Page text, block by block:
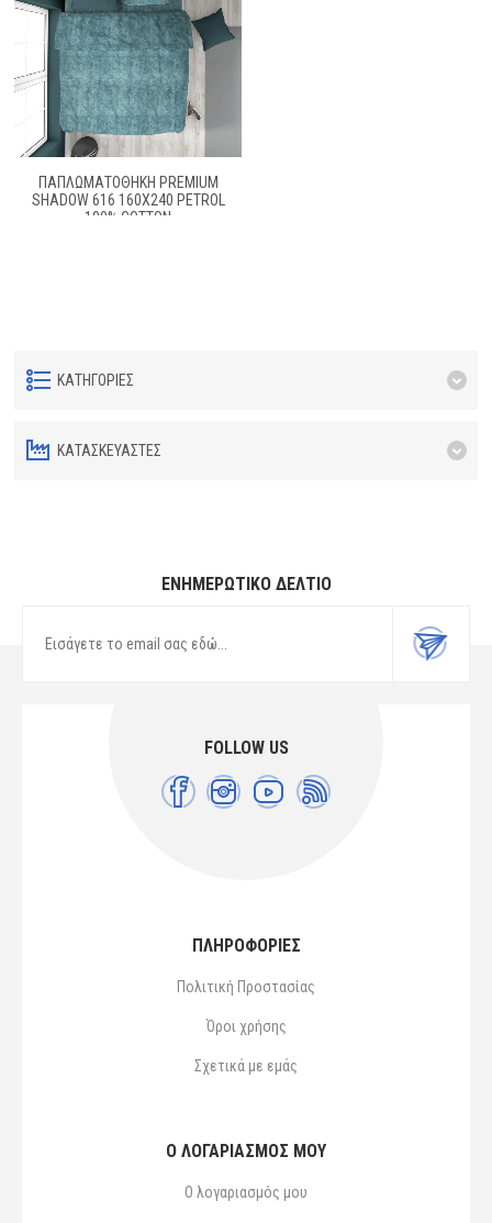
ΠΑΠΛΩΜΑΤΟΘΗΚΗ PREMIUM
SHADOW 616 160X240 PETROL
100% COTTON
ΚΑΤΗΓΟΡΊΕΣ
ΚΑΤΑΣΚΕΥΑΣΤΈΣ
ΕΝΗΜΕΡΩΤΙΚΌ ΔΕΛΤΊΟ
FOLLOW US
ΠΛΗΡΟΦΟΡΙΕΣ
Πολιτική Προστασίας
Όροι χρήσης
Σχετικά με εμάς
Ο ΛΟΓΑΡΙΑΣΜΌΣ ΜΟΥ
Ο λογαριασμός μου